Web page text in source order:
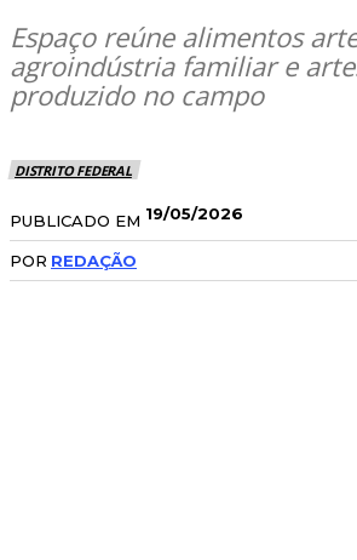
Espaço reúne alimentos
agroindústria familiar e
produzido no campo
DISTRITO FEDERAL
PUBLICADO EM 19/05/2026
POR REDAÇÃO